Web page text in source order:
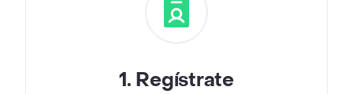
1. Regístrate